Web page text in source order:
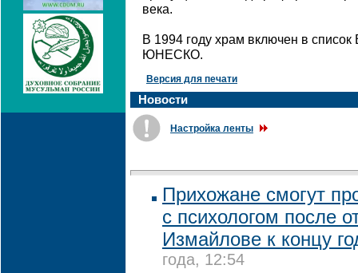
века.
В 1994 году храм включен в
ЮНЕСКО.
Версия для печати
Новости
Настройка ленты
Прихожане смогут
с психологом после
Измайлове к концу
года, 12:54